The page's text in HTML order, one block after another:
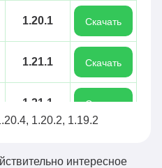
1.20.1 Скачать
1.21.1 Скачать
1.21.1 Скачать
1.20.2, 1.19.2
интересное